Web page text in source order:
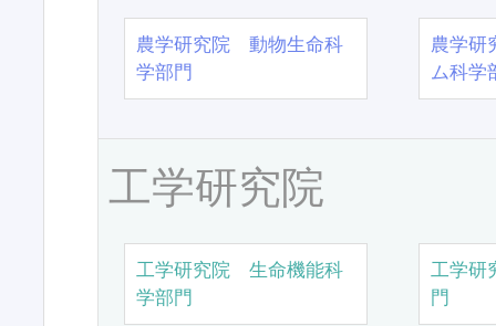
農学研究院 動物生命科
学部門
農学
ム科学
工学研究院
工学研究院 生命機能科
学部門
工学研
門